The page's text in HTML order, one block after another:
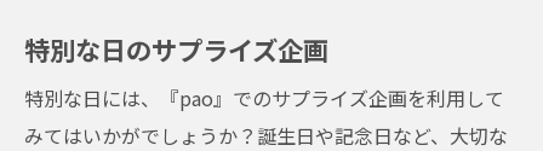
特別な日のサプライズ企画
特別な日には、『pao』でのサプライズ企画を利用して
みてはいかがでしょうか？誕生日や記念日など、大切な